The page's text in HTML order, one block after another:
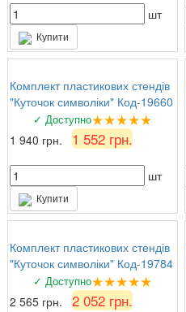
шт
Купити
Комплект пластикових стендів
"Куточок символіки" Код-19660
✓ Доступно★★★★★
1 940 грн. 1 552 грн.
шт
Купити
Комплект пластикових стендів
"Куточок символіки" Код-19784
✓ Доступно★★★★★
2 565 грн. 2 052 грн.